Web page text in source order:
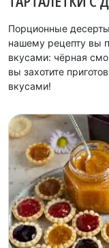
Порционные
нашему рецепту вы
вкусами: чёрная
вы захотите
вкусами!